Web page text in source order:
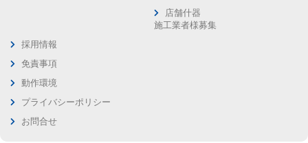
店舗什器
施工業者様募集
採用情報
免責事項
動作環境
プライバシーポリシー
お問合せ